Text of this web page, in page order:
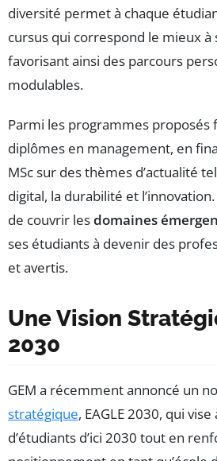
diversité permet à chaque
cursus qui correspond le mieux à
favorisant ainsi des parcours
modulables.
Parmi les programmes proposés
diplômes en management, en
MSc sur des thèmes d’actualité
digital, la durabilité et
de couvrir lesdomaines
ses étudiants à devenir des
et avertis.
Une Vision
2030
GEM a récemment annoncé un
stratégique, EAGLE 2030, qui
d’étudiants d’ici 2030 tout en